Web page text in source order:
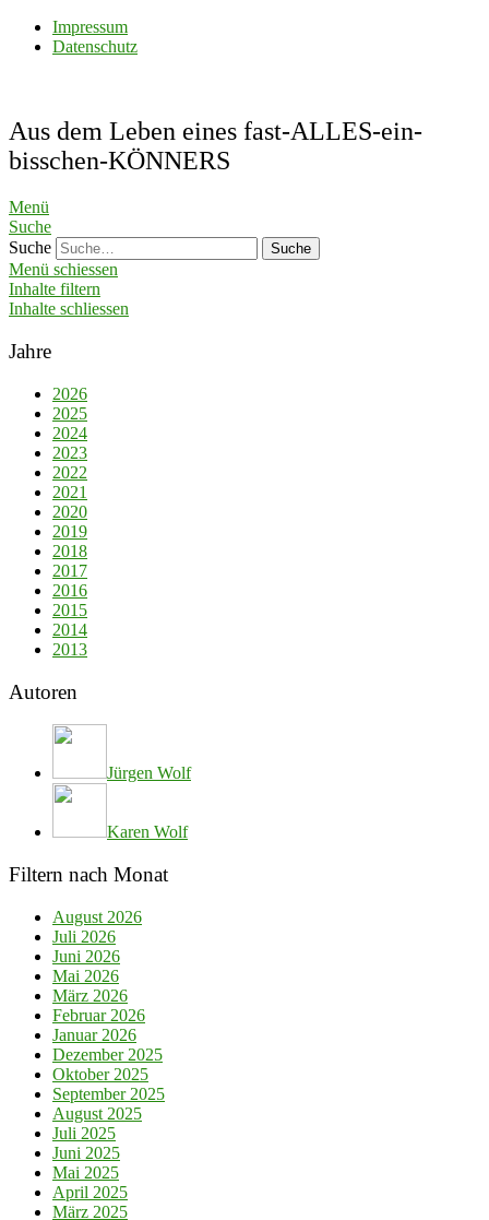
Impressum
Datenschutz
Aus dem Leben eines fast-ALLES-ein-
bisschen-KÖNNERS
Menü
Suche
Suche
Menü schiessen
Inhalte filtern
Inhalte schliessen
Jahre
2026
2025
2024
2023
2022
2021
2020
2019
2018
2017
2016
2015
2014
2013
Autoren
Jürgen Wolf
Karen Wolf
Filtern nach Monat
August 2026
Juli 2026
Juni 2026
Mai 2026
März 2026
Februar 2026
Januar 2026
Dezember 2025
Oktober 2025
September 2025
August 2025
Juli 2025
Juni 2025
Mai 2025
April 2025
März 2025